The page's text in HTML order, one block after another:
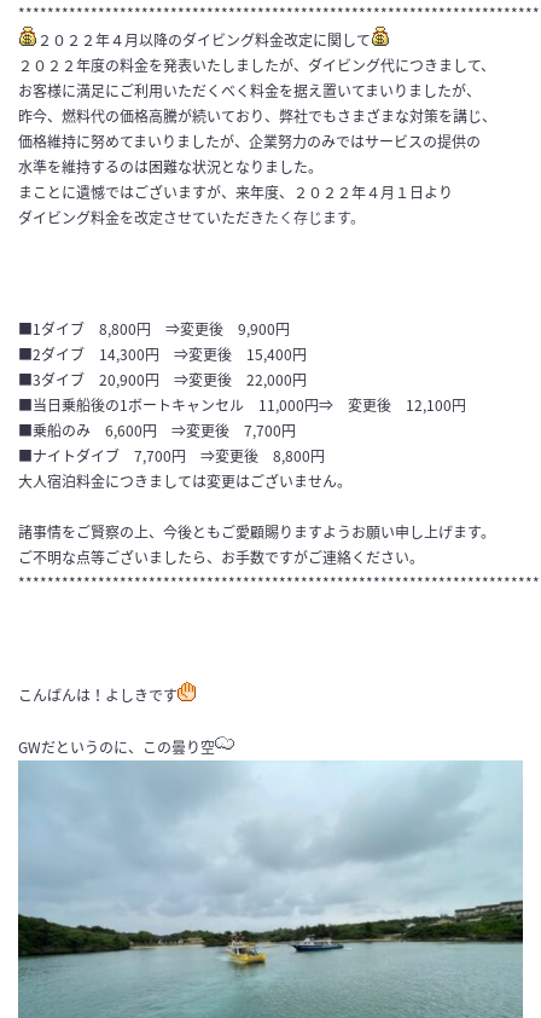
２０２２年４月以降のダイビング料金改定に関して
２０２２年度の料金を発表いたしましたが、ダイビング代につきまして、
お客様に満足にご利用いただくべく料金を据え置いてまいりましたが、
昨今、燃料代の価格高騰が続いており、弊社でもさまざまな対策を講じ、
価格維持に努めてまいりましたが、企業努力のみではサービスの提供の
水準を維持するのは困難な状況となりました。
まことに遺憾ではございますが、来年度、２０２２年４月１日より
ダイビング料金を改定させていただきたく存じます。
■1ダイブ 8,800円 ⇒変更後 9,900円
■2ダイブ 14,300円 ⇒変更後 15,400円
■3ダイブ 20,900円 ⇒変更後 22,000円
■当日乗船後の1ボートキャンセル 11,000円⇒ 変更後 12,100円
■乗船のみ 6,600円 ⇒変更後 7,700円
■ナイトダイブ 7,700円 ⇒変更後 8,800円
大人宿泊料金につきましては変更はございません。
諸事情をご賢察の上、今後ともご愛顧賜りますようお願い申し上げます。
ご不明な点等ございましたら、お手数ですがご連絡ください。
こんばんは！よしきです
GWだというのに、この曇り空